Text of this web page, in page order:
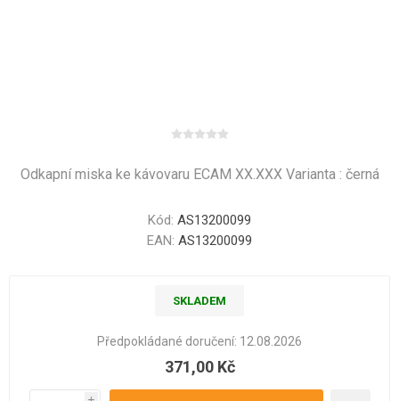
Odkapní miska ke kávovaru ECAM XX.XXX Varianta : černá
Kód: AS13200099
EAN: AS13200099
SKLADEM
Předpokládané doručení: 12.08.2026
371,00 Kč
i